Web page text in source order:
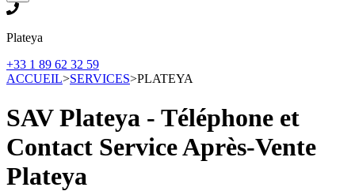
Plateya
+33 1 89 62 32 59
ACCUEIL>SERVICES>PLATEYA
SAV Plateya - Téléphone et
Contact Service Après-Vente
Plateya